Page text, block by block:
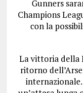
Gunners
Champions
con la
La vittoria della
ritorno